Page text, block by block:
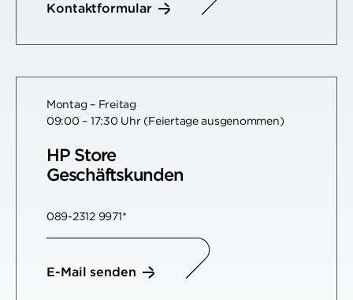
Kontaktformular
Montag – Freitag
09:00 – 17:30 Uhr (Feiertage ausgenommen)
HP Store
Geschäftskunden
089-2312 9971*
E-Mail senden